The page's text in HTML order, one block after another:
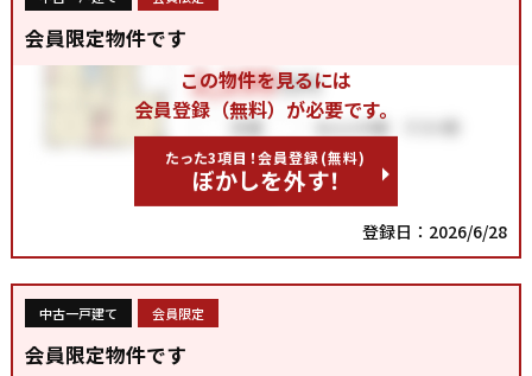
会員限定物件です
この物件を見るには
会員登録（無料）が必要です。
たった3項目！会員登録(無料)
ぼかしを外す！
登録日：2026/6/28
中古一戸建て 会員限定
会員限定物件です